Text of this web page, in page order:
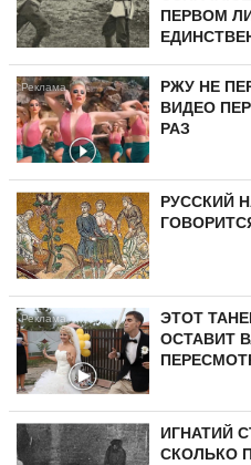
ПЕРВОМ
РЖУ НЕ
ВИДЕО
РАЗ
РУССКИЙ
ЭТОТ
ОСТАВИТ
ИГНАТИЙ
СКОЛЬКО